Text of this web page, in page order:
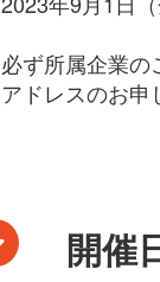
必ず所属企業
アドレスのお
開催